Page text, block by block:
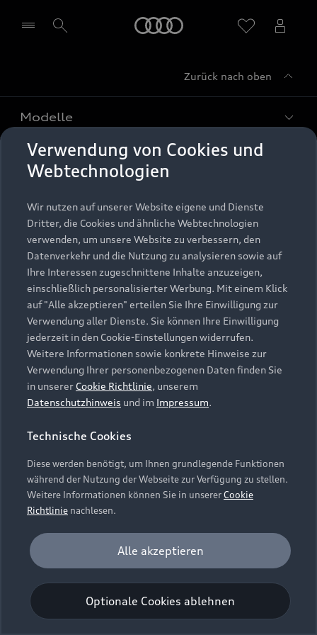
Zurück nach oben
Modelle
Alle Modelle
Elektromodelle
Plug-in-Hybride
Kaufen & leasen
Neuwagensuche
Gebrauchtwagensuche
Gebrauchtwagen
Finanzierung
Aktionen & Angebote
Geschäftskunden
Saisonale Angebote
Audi Services
Garantie
Audi digital services
myAudi
Support
Kundenservice
Händlersuche
Audi Code
Häufige Fragen (FAQ)
Audi Online Beratung
Bordbuch & Bedienungsanleitungen
Verträge kündigen
Vertrag widerrufen
Über Audi
Unternehmen
Karriere
Investor Relations
Presse & Media Center
Datenschutz
Audi erleben
Newsletter
© 2026 AUDI AG. Alle Rechte vorbehalten
Datenschutzinformation
Cookie-Richtlinie
Barrierefreiheit
Digital Services Act
EU Data Act
Embleme am Fahrzeug bei allen Abbildungen auf dieser
Webseite kann abweichen.
Verwendung von Cookies und
Webtechnologien
Wir nutzen auf unserer Website eigene und Dienste
Dritter, die Cookies und ähnliche Webtechnologien
verwenden, um unsere Website zu verbessern, den
Datenverkehr und die Nutzung zu analysieren sowie auf
Ihre Interessen zugeschnittene Inhalte anzuzeigen,
einschließlich personalisierter Werbung. Mit einem Klick
auf "Alle akzeptieren" erteilen Sie Ihre Einwilligung zur
Verwendung aller Dienste. Sie können Ihre Einwilligung
jederzeit in den Cookie-Einstellungen widerrufen.
Weitere Informationen sowie konkrete Hinweise zur
Verwendung Ihrer personenbezogenen Daten finden Sie
in unserer Cookie Richtlinie, unserem
Datenschutzhinweis und im Impressum.
Technische Cookies
Diese werden benötigt, um Ihnen grundlegende Funktionen
während der Nutzung der Webseite zur Verfügung zu stellen.
Weitere Informationen können Sie in unsererCookie
Richtlinie nachlesen.
Analyse und Statistik
Performance Cookies sammeln Informationen
darüber, wie unsere Webseite genutzt wird (z. B.
Anzahl der Besuche, Verweildauer). Diese Cookies
werden zur Optimierung der Webseite verwendet.
Optionale Cookies ablehnen
Alle akzeptieren